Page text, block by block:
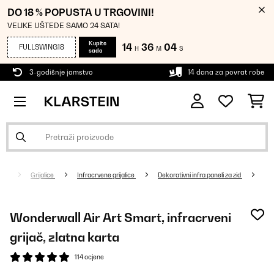
DO 18 % POPUSTA U TRGOVINI!
VELIKE UŠTEDE SAMO 24 SATA!
FULLSWING18
Kupite
sada
14 H 36 M 04 S
3-godišnje jamstvo 14 dana za povrat robe
Grijalice Infracrvene grijalice Dekorativni infra paneli za zid
Wonderwall Air Art Smart, infracrveni
grijač, zlatna karta
114 ocjene